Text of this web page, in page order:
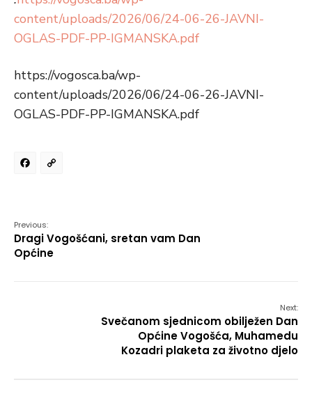
content/uploads/2026/06/24-06-26-JAVNI-
OGLAS-PDF-PP-IGMANSKA.pdf
https://vogosca.ba/wp-
content/uploads/2026/06/24-06-26-JAVNI-
OGLAS-PDF-PP-IGMANSKA.pdf
Facebook
Previous:
Dragi Vogošćani, sretan vam Dan
Općine
Next:
Svečanom sjednicom obilježen Dan
Općine Vogošća, Muhamedu
Kozadri plaketa za životno djelo